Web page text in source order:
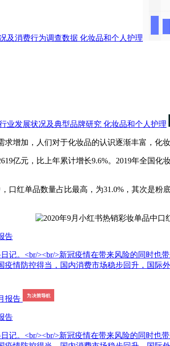
及消费行为调查数据 化妆品和个人护理
业发展状况及典型品牌研究 化妆品和个人护理
加，人们对于化妆品的认识逐渐丰富，化妆
元，比上年累计增长9.6%。2019年全国化
红单品数量占比最高，为31.0%，其次是粉
告
记。<br/><br/>新冠疫情在带来风险的同时
情防控得当，国内消费市场稳步回升，国
告
记。<br/><br/>新冠疫情在带来风险的同时